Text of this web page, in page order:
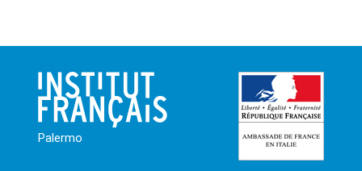
Palermo